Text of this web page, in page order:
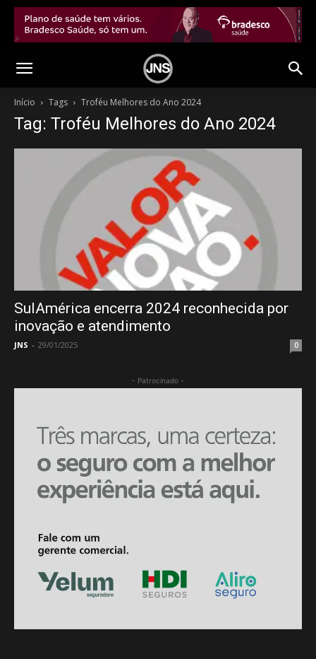
Início Tags Troféu Melhores do Ano 2024
Tag: Troféu Melhores do Ano 2024
SulAmérica encerra 2024 reconhecida por
inovação e atendimento
JNS - 29/01/2025 0
- Patrocinado -